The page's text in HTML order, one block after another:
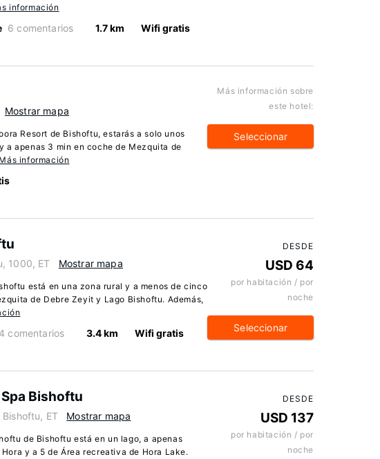
información
6 comentarios 1.7 km Wifi gratis
Mostrar mapa
Resort de Bishoftu, estarás a solo unos
a apenas 3 min en coche de Mezquita de
Más información
Más información sobre
este hotel:
Seleccionar
1000, ET Mostrar mapa
está en una zona rural y a menos de cinco
de Debre Zeyit y Lago Bishoftu. Además,
4 comentarios 3.4 km Wifi gratis
DESDE
USD 64
por habitación / por
noche
Seleccionar
Bishoftu
ET Mostrar mapa
de Bishoftu está en un lago, a apenas
y a 5 de Área recreativa de Hora Lake.
DESDE
USD 137
por habitación / por
noche